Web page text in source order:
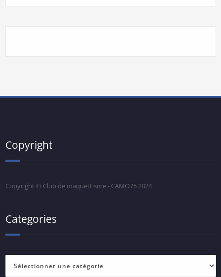
Copyright
Copyright © Club de maquettisme - CAMO75 2024
Categories